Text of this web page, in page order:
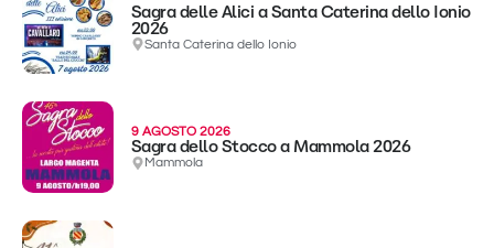
Sagra delle Alici a Santa Caterina dello Ionio
2026
Santa Caterina dello Ionio
9 AGOSTO 2026
Sagra dello Stocco a Mammola 2026
Mammola